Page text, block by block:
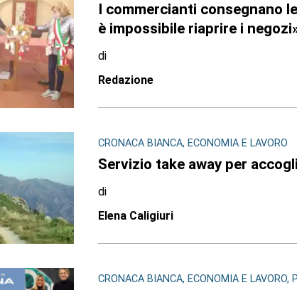
I commercianti consegnano
è impossibile riaprire i
di
Redazione
CRONACA BIANCA, ECONOMIA E LAVORO
Servizio take away per
di
Elena Caligiuri
CRONACA BIANCA, ECONOMIA E LAVORO,